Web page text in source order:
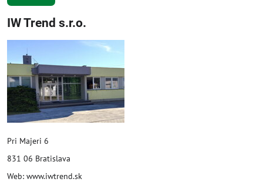
IW Trend s.r.o.
Pri Majeri 6
831 06 Bratislava
Web: www.iwtrend.sk